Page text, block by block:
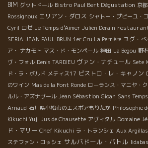
BIM グットドール Bistro Paul Bert Dégustation 京
Rossignoux エリアン・ダロス シャトー・プピーユ・
Cyril ロゼ Le Temps d'Aimer Julien Derain restaurant
SERIA JEAN PAUL BRUN 1er Cru La Perrière ユグ・
ア・ ナカモト マス・ド・モンペール 神田 La Begou 野
ヴ・フォル Denis TARDIEU ヴァン・ナチュール Sete
ド・ラ・ボルド メティス17 ビストロ・レ・キャノン
のワイン Mas de la Font Ronde ローランス・マニヤ・
ルル・アズナヴール Jean Sébastion Gioan Sans Temps
Arnaud 石川県小松市のエスポアもりたか Philosophie
Kikuchi Yuji Jus de Chausette アヴィタル Domaine
ド・マリー Chef Kikuchi ラ・トランシェ Aux Argillas
ステファン・ロッシェ サルバドール・バトル